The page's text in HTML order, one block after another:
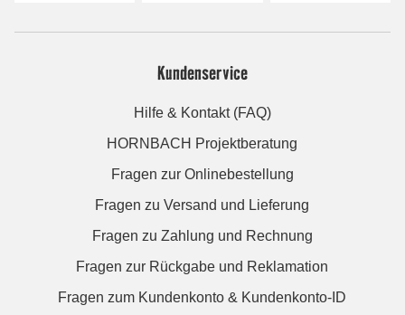
Kundenservice
Hilfe & Kontakt (FAQ)
HORNBACH Projektberatung
Fragen zur Onlinebestellung
Fragen zu Versand und Lieferung
Fragen zu Zahlung und Rechnung
Fragen zur Rückgabe und Reklamation
Fragen zum Kundenkonto & Kundenkonto-ID